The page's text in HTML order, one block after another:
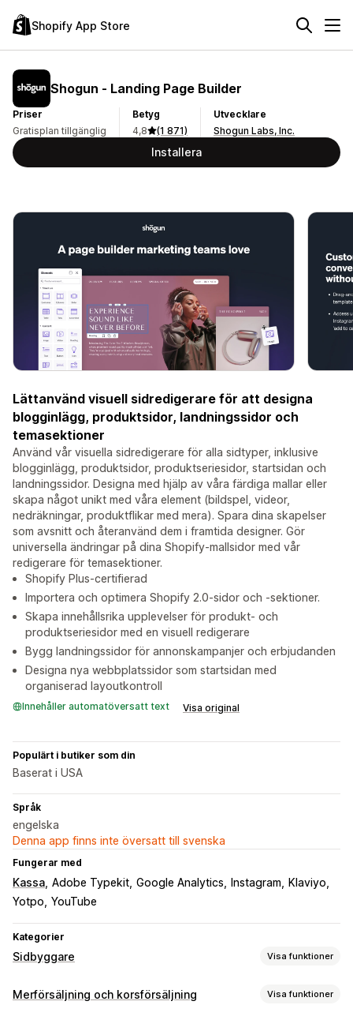
Shopify App Store
Shogun ‑ Landing Page Builder
Priser
Gratisplan tillgänglig
Betyg
4,8
(1 871)
Utvecklare
Shogun Labs, Inc.
Installera
Lättanvänd visuell sidredigerare för att designa
blogginlägg, produktsidor, landningssidor och
temasektioner
Använd vår visuella sidredigerare för alla sidtyper, inklusive
blogginlägg, produktsidor, produktseriesidor, startsidan och
landningssidor. Designa med hjälp av våra färdiga mallar eller
skapa något unikt med våra element (bildspel, videor,
nedräkningar, produktflikar med mera). Spara dina skapelser
som avsnitt och återanvänd dem i framtida designer. Gör
universella ändringar på dina Shopify-mallsidor med vår
redigerare för temasektioner.
Shopify Plus-certifierad
Importera och optimera Shopify 2.0-sidor och -sektioner.
Skapa innehållsrika upplevelser för produkt- och
produktseriesidor med en visuell redigerare
Bygg landningssidor för annonskampanjer och erbjudanden
Designa nya webbplatssidor som startsidan med
organiserad layoutkontroll
Innehåller automatöversatt text Visa original
Populärt i butiker som din
Baserat i USA
Språk
engelska
Denna app finns inte översatt till svenska
Fungerar med
Kassa Adobe Typekit Google Analytics Instagram
Klaviyo
Yotpo YouTube
Kategorier
Sidbyggare Visa funktioner
Sidtyper
Merförsäljning och korsförsäljning Visa funktioner